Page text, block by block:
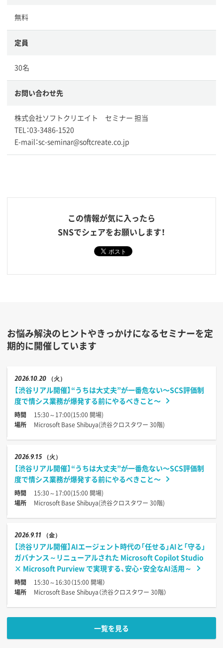
無料
定員
30名
お問い合わせ先
株式会社ソフトクリエイト セミナー 担当
TEL：03-3486-1520
E-mail：sc-seminar@softcreate.co.jp
この情報が気に入ったら
SNSでシェアをお願いします！
お悩み解決のヒントやきっかけになるセミナーを定
期的に開催しています
202610.20 （火）
【渋谷リアル開催】“うちは大丈夫”が一番危ない〜SCS評価制
度で情シス業務が爆発する前にやるべきこと〜
時間
15:30～17:00(15:00 開場)
場所
Microsoft Base Shibuya(渋谷クロスタワー 30階)
20269.15 （火）
【渋谷リアル開催】“うちは大丈夫”が一番危ない〜SCS評価制
度で情シス業務が爆発する前にやるべきこと〜
時間
15:30～17:00(15:00 開場)
場所
Microsoft Base Shibuya(渋谷クロスタワー 30階)
20269.11 （金）
【渋谷リアル開催】AIエージェント時代の「任せる」AIと「守る」
ガバナンス～リニューアルされた Microsoft Copilot Studio
× Microsoft Purview で実現する、安心・安全なAI活用～
時間
15:30～16:30（15:00 開場）
場所
Microsoft Base Shibuya（渋谷クロスタワー 30階）
一覧を見る